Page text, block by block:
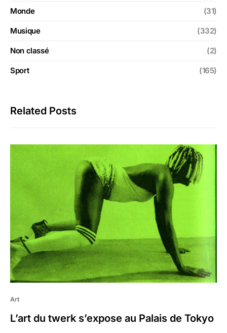
Monde (31)
Musique (332)
Non classé (2)
Sport (165)
Related Posts
Art
L’art du twerk s’expose au Palais de Tokyo